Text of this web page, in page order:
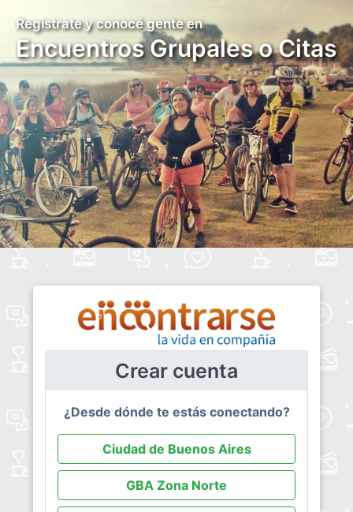
Registrate y conocé gente en
Encuentros Grupales o Citas
Crear cuenta
¿Desde dónde te estás conectando?
Ciudad de Buenos Aires
GBA Zona Norte